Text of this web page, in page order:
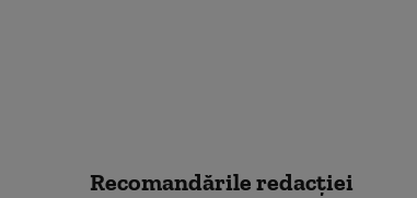
Recomandările redacţiei